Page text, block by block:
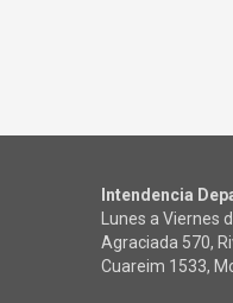
Intendencia
Lunes a Viernes
Agraciada 570,
Cuareim 1533,